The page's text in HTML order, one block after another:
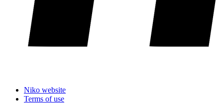
Niko website
Terms of use